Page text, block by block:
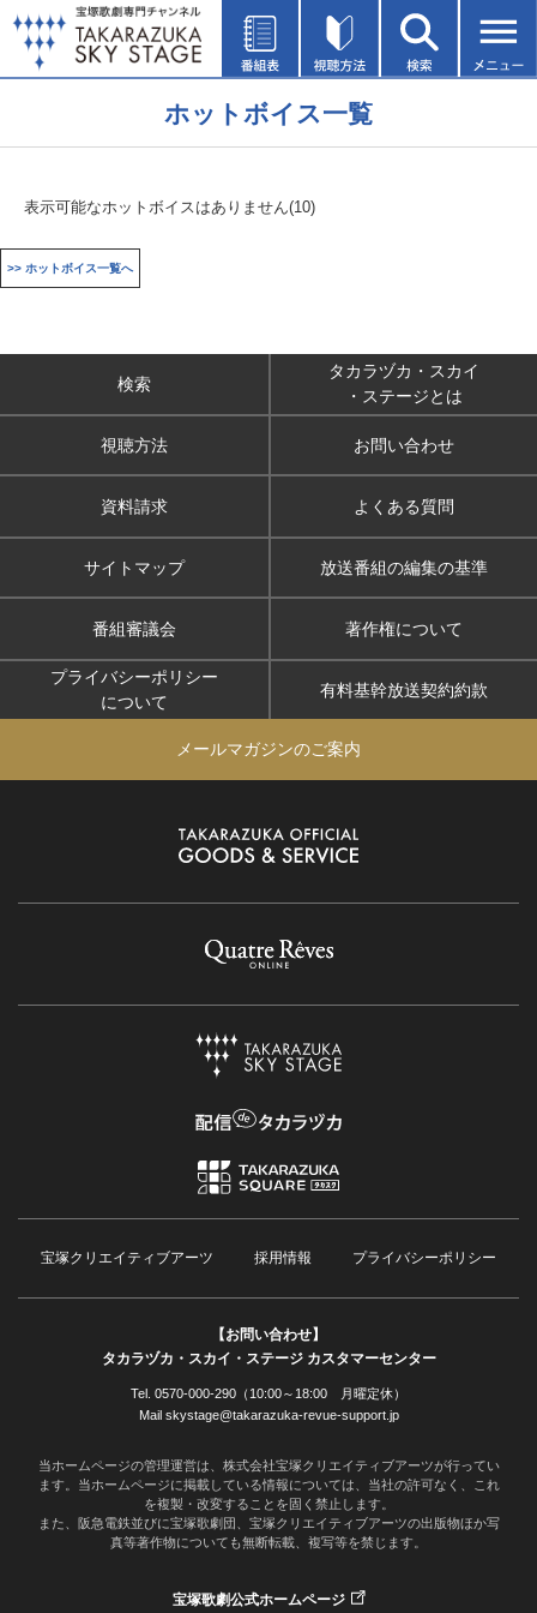
ホットボイス一覧
表示可能なホットボイスはありません(10)
>> ホットボイス一覧へ
検索
タカラヅカ・スカイ
・ステージとは
視聴方法 お問い合わせ
資料請求 よくある質問
サイトマップ 放送番組の編集の基準
番組審議会 著作権について
プライバシーポリシー
について
有料基幹放送契約約款
メールマガジンのご案内
宝塚クリエイティブアーツ 採用情報 プライバシーポリシー
【お問い合わせ】
タカラヅカ・スカイ・ステージ カスタマーセンター
Tel. 0570-000-290（10:00～18:00 月曜定休）
Mail skystage@takarazuka-revue-support.jp
当ホームページの管理運営は、株式会社宝塚クリエイティブアーツが行ってい
ます。当ホームページに掲載している情報については、当社の許可なく、これ
を複製・改変することを固く禁止します。
また、阪急電鉄並びに宝塚歌劇団、宝塚クリエイティブアーツの出版物ほか写
真等著作物についても無断転載、複写等を禁じます。
宝塚歌劇公式ホームページ